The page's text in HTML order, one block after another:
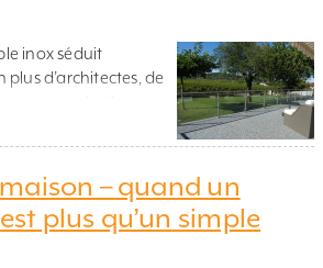
inox séduit
plus d’architectes, de
durable.
nautique dit « pont
des lofts
rambarde combine
une […]
– quand un
plus qu’un simple